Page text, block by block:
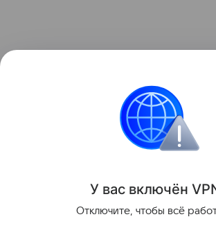
У вас включён VP
Отключите, чтобы всё